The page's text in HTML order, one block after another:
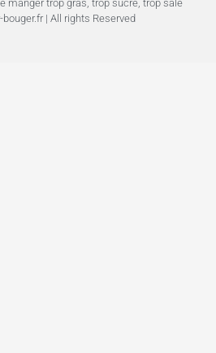
manger trop gras, trop sucré, trop salé
| All rights Reserved